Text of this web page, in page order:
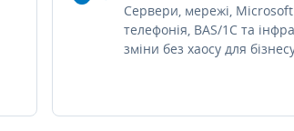
Сервери, мережі, Microsoft
телефонія, BAS/1C та
зміни без хаосу для